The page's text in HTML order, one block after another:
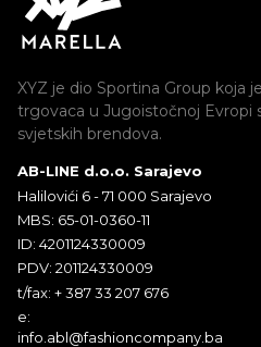
XYZ je dio Sportina Group koja
trgovaca u Jugoistočnoj Evropi
svjetskih brendova.
AB-LINE d.o.o. Sarajevo
Halilovići 6 - 71 000 Sarajevo
MBS: 65-01-0360-11
ID: 4201124330009
PDV: 201124330009
t/fax: + 387 33 207 676
e:
info.abl@fashioncompany.ba